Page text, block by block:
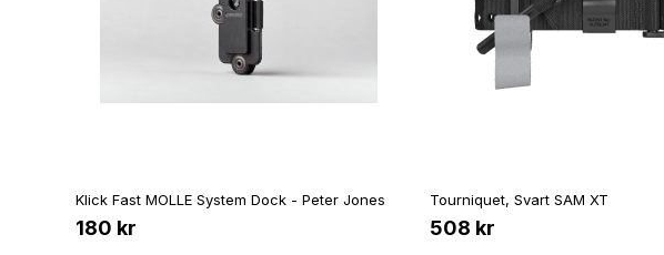
Klick Fast MOLLE System Dock - Peter Jones
180 kr
Tourniquet, Svart SAM XT
508 kr